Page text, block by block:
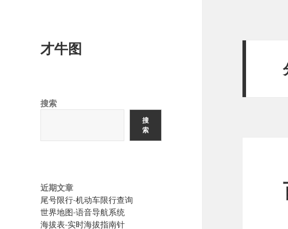
才牛图
搜索
搜
索
近期文章
尾号限行-机动车限行查询
世界地图-语音导航系统
海拔表-实时海拔指南针